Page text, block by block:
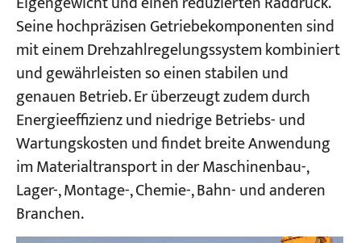
Projekte
Blogs
Nachrichten
Bewerbungen
Über uns
Kontakt
Seine hochpräzisen Getriebekomponenten sind
mit einem Drehzahlregelungssystem kombiniert
und gewährleisten so einen stabilen und
genauen Betrieb. Er überzeugt zudem durch
Energieeffizienz und niedrige Betriebs- und
Wartungskosten und findet breite Anwendung
im Materialtransport in der Maschinenbau-,
Lager-, Montage-, Chemie-, Bahn- und anderen
Branchen.